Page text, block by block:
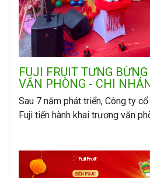
FUJI FRUIT TƯNG
VĂN PHÒNG - CHI
Sau 7 năm phát triển, Công ty
Fuji tiến hành khai trương văn